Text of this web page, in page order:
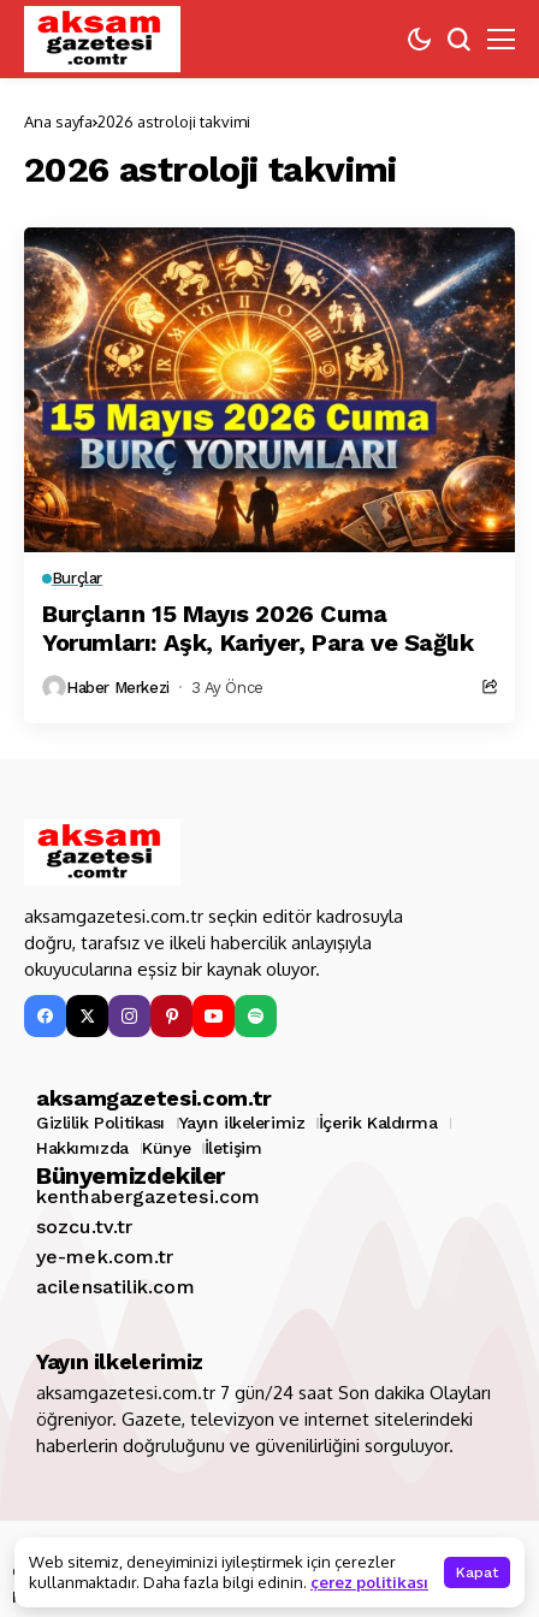
Ana sayfa 2026 astroloji takvimi
2026 astroloji takvimi
Burçlar
Burçların 15 Mayıs 2026 Cuma
Yorumları: Aşk, Kariyer, Para ve Sağlık
Haber Merkezi 3 Ay Önce
aksamgazetesi.com.tr seçkin editör kadrosuyla
doğru, tarafsız ve ilkeli habercilik anlayışıyla
okuyucularına eşsiz bir kaynak oluyor.
aksamgazetesi.com.tr
Gizlilik Politikası Yayın ilkelerimiz
İçerik Kaldırma
Hakkımızda
Künye İletişim
Bünyemizdekiler
kenthabergazetesi.com
sozcu.tv.tr
ye-mek.com.tr
acilensatilik.com
Yayın ilkelerimiz
aksamgazetesi.com.tr 7 gün/24 saat Son dakika Olayları
öğreniyor. Gazete, televizyon ve internet sitelerindeki
haberlerin doğruluğunu ve güvenilirliğini sorguluyor.
Gizlilik Politikası Yayın ilkelerimiz
İçerik Kaldırma
Hakkımızda
Web sitemiz, deneyiminizi iyileştirmek için çerezler
kullanmaktadır. Daha fazla bilgi edinin. çerez politikası Kapat